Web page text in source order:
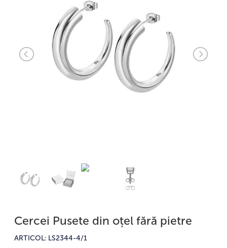
Cercei Pusete din oțel fără pietre
ARTICOL: LS2344-4/1